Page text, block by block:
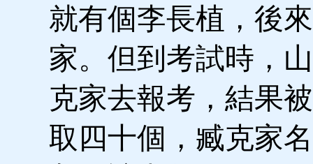
就有個李長植，後
家。但到考試時，
克家去報考，結果
取四十個，臧克家